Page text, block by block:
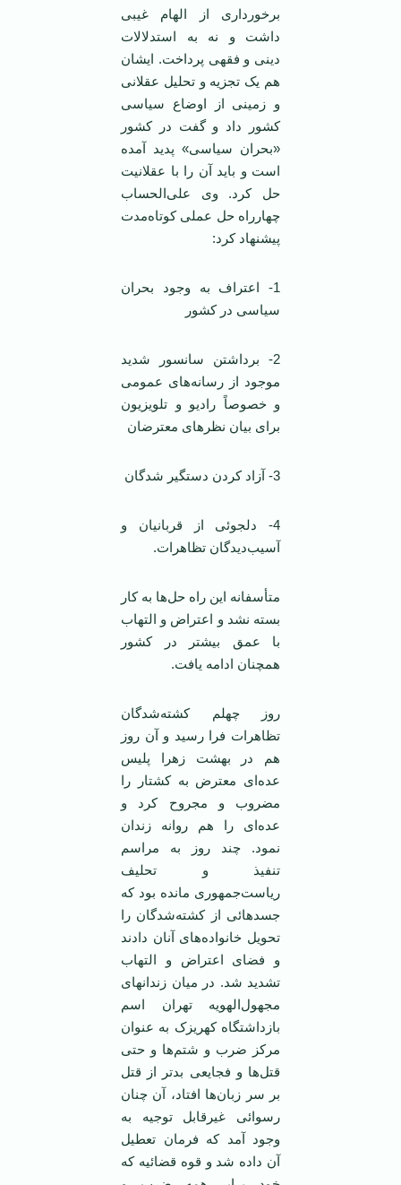
برخورداری از الهام غیبی
داشت و نه به استدلالات
دینی و فقهی پرداخت. ایشان
هم یک تجزیه و تحلیل عقلانی
و زمینی از اوضاع سیاسی
کشور داد و گفت در کشور
«بحران سیاسی» پدید آمده
است و باید آن را با عقلانیت
حل کرد. وی علی‌الحساب
چهارراه حل عملی کوتاه‌مدت
پیشنهاد کرد:
1- اعتراف به وجود بحران
سیاسی در کشور
2- برداشتن سانسور شدید
موجود از رسانه‌های عمومی
و خصوصاً رادیو و تلویزیون
برای بیان نظرهای معترضان
3- آزاد کردن دستگیر شدگان
4- دلجوئی از قربانیان و
آسیب‌دیدگان تظاهرات.
متأسفانه این راه حل‌ها به کار
بسته نشد و اعتراض و التهاب
با عمق بیشتر در کشور
همچنان ادامه یافت.
روز چهلم کشته‌شدگان
تظاهرات فرا رسید و آن روز
هم در بهشت زهرا پلیس
عده‌ای معترض به کشتار را
مضروب و مجروح کرد و
عده‌ای را هم روانه زندان
نمود. چند روز به مراسم
تنفیذ و تحلیف
ریاست‌جمهوری مانده بود که
جسدهائی از کشته‌شدگان را
تحویل خانواده‌های آنان دادند
و فضای اعتراض و التهاب
تشدید شد. در میان زندانهای
مجهول‌الهویه تهران اسم
بازداشتگاه کهریزک به عنوان
مرکز ضرب و شتم‌ها و حتی
قتل‌ها و فجایعی بدتر از قتل
بر سر زبان‌ها افتاد، آن چنان
رسوائی غیرقابل توجیه به
وجود آمد که فرمان تعطیل
آن داده شد و قوه قضائیه که